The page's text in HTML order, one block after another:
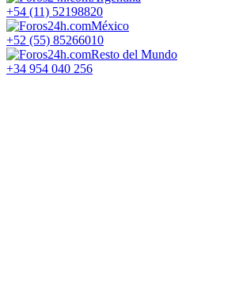
+54 (11) 52198820
México
+52 (55) 85266010
Resto del Mundo
+34 954 040 256